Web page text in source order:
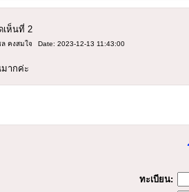
เห็นที่ 2
คงสมใจ Date: 2023-12-13 11:43:00
ากค่ะ
ทะเบียน: